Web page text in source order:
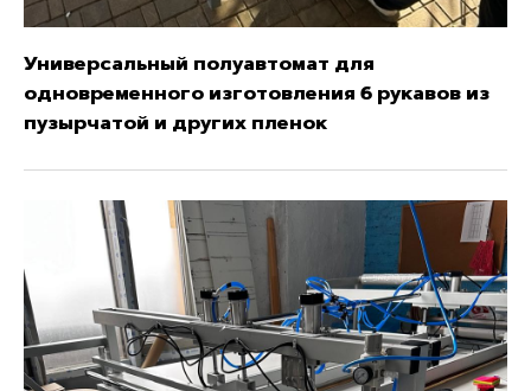
Универсальный полуавтомат для
одновременного изготовления 6 рукавов из
пузырчатой и других пленок